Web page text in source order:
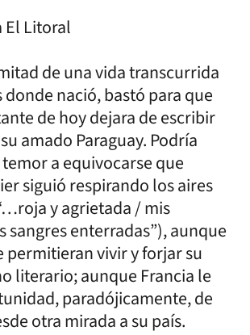
El Litoral
de una vida transcurrida
nació, bastó para que
de hoy dejara de escribir
amado Paraguay. Podría
a equivocarse que
siguió respirando los aires
y agrietada / mis
sangres enterradas”), aunque
permitieran vivir y forjar su
literario; aunque Francia le
paradójicamente, de
otra mirada a su país.